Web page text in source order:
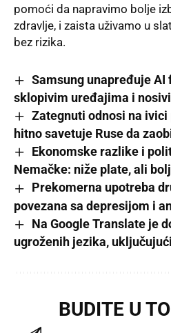
pomoći da napravimo bolje
zdravlje, i zaista uživamo u
bez rizika.
Samsung unapređuje
sklopivim uređajima i
Zategnuti odnosi na
hitno savetuje Ruse da
Ekonomske razlike i
Nemačke: niže plate, ali
Prekomerna upotreba
povezana sa depresijom i
Na Google Translate je
ugroženih jezika,
BUDITE U